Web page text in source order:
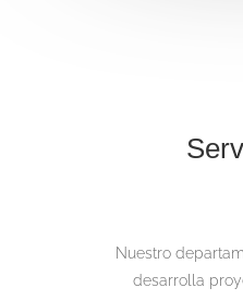
Nuestro
desarrolla